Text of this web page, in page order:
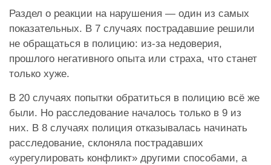
Раздел о реакции на нарушения — один из самых
показательных. В 7 случаях пострадавшие решили
не обращаться в полицию: из-за недоверия,
прошлого негативного опыта или страха, что станет
только хуже.
В 20 случаях попытки обратиться в полицию всё же
были. Но расследование началось только в 9 из
них. В 8 случаях полиция отказывалась начинать
расследование, склоняла пострадавших
«урегулировать конфликт» другими способами, а